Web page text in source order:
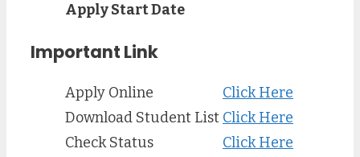
Apply Start Date
Important Link
Apply Online
Click Here
Download Student List Click Here
Check Status
Click Here